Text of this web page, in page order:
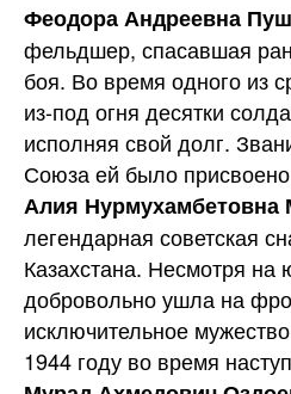
Феодора Андреевна
фельдшер, спасавшая
боя. Во время одного из
из-под огня десятки
исполняя свой долг.
Союза ей было
Алия Нурмухамбетовна
легендарная советская
Казахстана. Несмотря на
добровольно ушла на
исключительное
1944 году во время